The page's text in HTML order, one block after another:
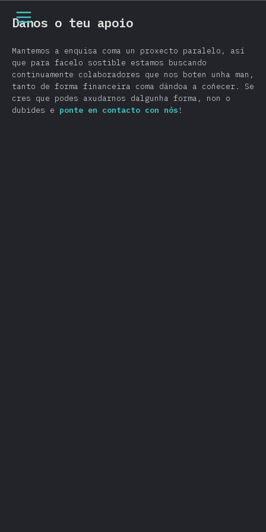
[gl-ES] general.open_nav
Danos o teu apoio
Mantemos a enquisa coma un proxecto paralelo, así
que para facelo sostible estamos buscando
continuamente colaboradores que nos boten unha man,
tanto de forma financeira coma dándoa a coñecer. Se
cres que podes axudarnos dalgunha forma, non o
dubides e ponte en contacto con nós !